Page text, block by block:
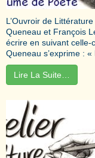
L’Ouvroir de
Queneau et François
écrire en suivant celle-
Queneau s’exprime : «
Lire La Suite…